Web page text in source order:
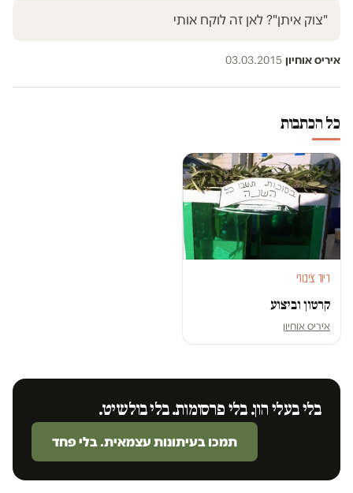
"צוק איתן"? לאן זה לוקח אותי
איריס אוחיון·
03.03.2015
כל הכתבות
דיור ציבורי
קרטון וביצוע
איריס אוחיון
בלי בעלי הון. בלי פרסומות. בלי בולשיט.
תמכו בעיתונות עצמאית. בלי פחד